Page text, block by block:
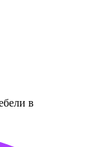
в